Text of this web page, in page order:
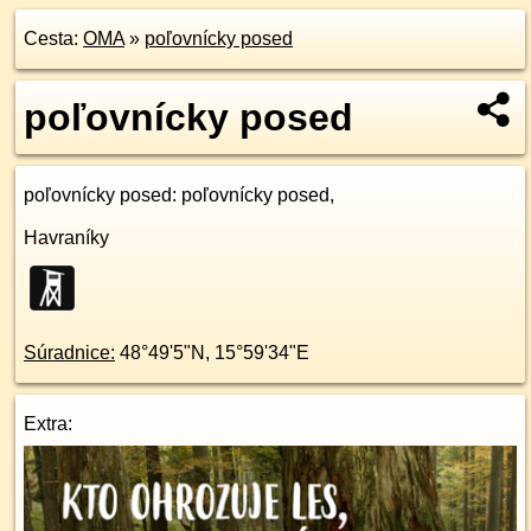
Cesta: OMA» poľovnícky posed
poľovnícky posed
poľovnícky posed: poľovnícky posed,
Havraníky
Súradnice: 48°49'5"N , 15°59'34"E
Extra: